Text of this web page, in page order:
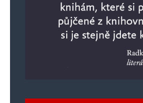
4. 7. 2025 (12:10)
Hele, nemáš tam
k zapůjčení? Když už mi
dceru, tak bych chtěl